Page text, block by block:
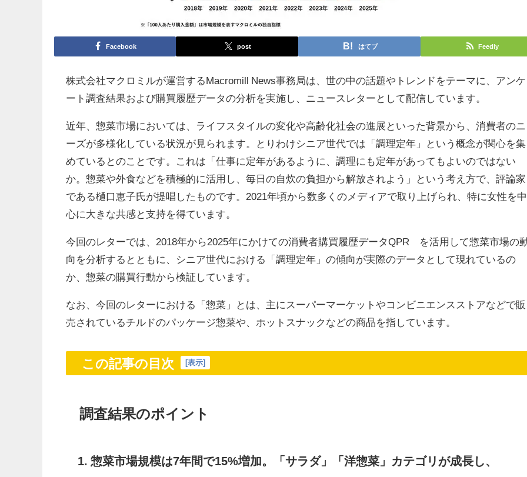
Facebook post はてブ Feedly
株式会社マクロミルが運営するMacromill News事務局は、世の中の話題やトレンドをテーマに、アンケ
ート調査結果および購買履歴データの分析を実施し、ニュースレターとして配信しています。
近年、惣菜市場においては、ライフスタイルの変化や高齢化社会の進展といった背景から、消費者のニ
ーズが多様化している状況が見られます。とりわけシニア世代では「調理定年」という概念が関心を集
めているとのことです。これは「仕事に定年があるように、調理にも定年があってもよいのではない
か。惣菜や外食などを積極的に活用し、毎日の自炊の負担から解放されよう」という考え方で、評論家
である樋口恵子氏が提唱したものです。2021年頃から数多くのメディアで取り上げられ、特に女性を中
心に大きな共感と支持を得ています。
今回のレターでは、2018年から2025年にかけての消費者購買履歴データQPR™を活用して惣菜市場の
向を分析するとともに、シニア世代における「調理定年」の傾向が実際のデータとして現れているの
か、惣菜の購買行動から検証しています。
なお、今回のレターにおける「惣菜」とは、主にスーパーマーケットやコンビニエンスストアなどで販
売されているチルドのパッケージ惣菜や、ホットスナックなどの商品を指しています。
この記事の目次 [表示]
調査結果のポイント
1. 惣菜市場規模は7年間で15%増加。「サラダ」「洋惣菜」カテゴリが成長し、